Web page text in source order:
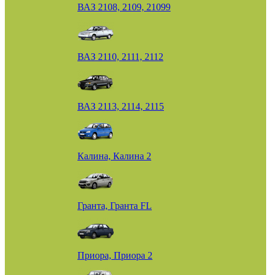
ВАЗ 2108, 2109, 21099
ВАЗ 2110, 2111, 2112
ВАЗ 2113, 2114, 2115
Калина, Калина 2
Гранта, Гранта FL
Приора, Приора 2